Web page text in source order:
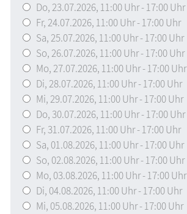
Do, 23.07.2026, 11:00Uhr- 17:00Uhr
Fr, 24.07.2026, 11:00Uhr- 17:00Uhr
Sa, 25.07.2026, 11:00Uhr- 17:00Uhr
So, 26.07.2026, 11:00Uhr- 17:00Uhr
Mo, 27.07.2026, 11:00Uhr- 17:00Uhr
Di, 28.07.2026, 11:00Uhr- 17:00Uhr
Mi, 29.07.2026, 11:00Uhr- 17:00Uhr
Do,30.07.2026, 11:00Uhr- 17:00Uhr
Fr,31.07.2026, 11:00Uhr- 17:00Uhr
Sa, 01.08.2026, 11:00Uhr- 17:00Uhr
So, 02.08.2026, 11:00Uhr- 17:00Uhr
Mo, 03.08.2026, 11:00Uhr- 17:00Uhr
Di, 04.08.2026, 11:00Uhr- 17:00Uhr
Mi, 05.08.2026, 11:00Uhr- 17:00Uhr